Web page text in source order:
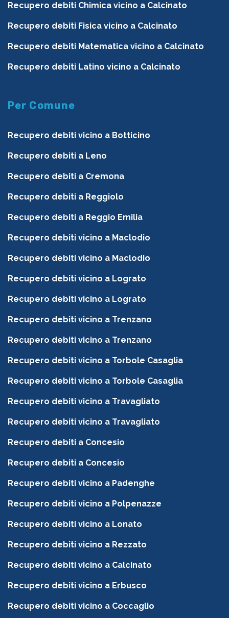
Recupero debiti Chimica vicino a Calcinato
Recupero debiti Fisica vicino a Calcinato
Recupero debiti Matematica vicino a Calcinato
Recupero debiti Latino vicino a Calcinato
Per Comune
Recupero debiti vicino a Botticino
Recupero debiti a Leno
Recupero debiti a Cremona
Recupero debiti a Reggiolo
Recupero debiti a Reggio Emilia
Recupero debiti vicino a Maclodio
Recupero debiti vicino a Maclodio
Recupero debiti vicino a Lograto
Recupero debiti vicino a Lograto
Recupero debiti vicino a Trenzano
Recupero debiti vicino a Trenzano
Recupero debiti vicino a Torbole Casaglia
Recupero debiti vicino a Torbole Casaglia
Recupero debiti vicino a Travagliato
Recupero debiti vicino a Travagliato
Recupero debiti a Concesio
Recupero debiti a Concesio
Recupero debiti vicino a Padenghe
Recupero debiti vicino a Polpenazze
Recupero debiti vicino a Lonato
Recupero debiti vicino a Rezzato
Recupero debiti vicino a Calcinato
Recupero debiti vicino a Erbusco
Recupero debiti vicino a Coccaglio